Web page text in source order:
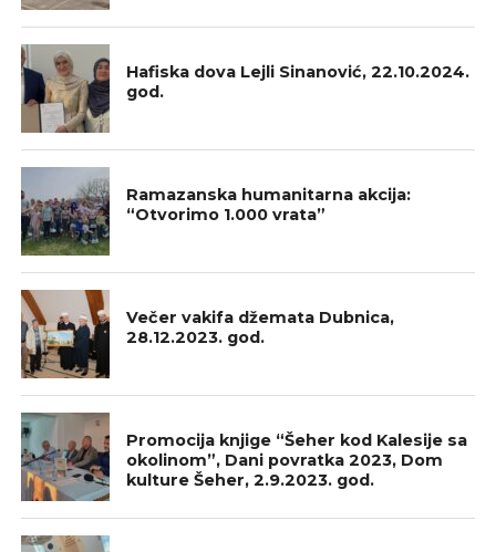
Hafiska dova Lejli Sinanović, 22.10.2024.
god.
Ramazanska humanitarna akcija:
“Otvorimo 1.000 vrata”
Večer vakifa džemata Dubnica,
28.12.2023. god.
Promocija knjige “Šeher kod Kalesije sa
okolinom”, Dani povratka 2023, Dom
kulture Šeher, 2.9.2023. god.